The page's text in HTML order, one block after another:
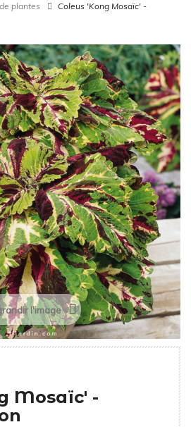
plantes
Coleus 'Kong Mosaïc' -
l'image
Mosaïc' -